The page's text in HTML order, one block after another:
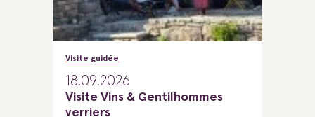
Visite guidée
18.09.2026
Visite Vins & Gentilhommes
verriers